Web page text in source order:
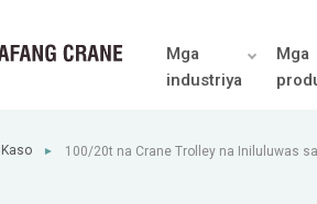
Mga
industriya
Mga
Kaso ► 100/20t na Crane Trolley na Iniluluwas